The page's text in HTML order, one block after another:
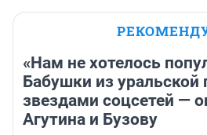
«Нам не хотелось
Бабушки из уральской
звездами соцсетей —
Агутина и Бузову